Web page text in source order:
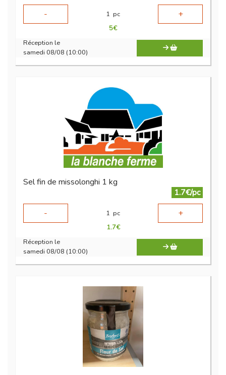
-
1 pc +
5€
Réception le
samedi 08/08 (10:00)
Sel fin de missolonghi 1 kg
1.7€/pc
-
1 pc +
1.7€
Réception le
samedi 08/08 (10:00)